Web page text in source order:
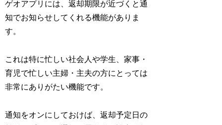
ゲオアプリには、返却期限が近づくと通
知でお知らせしてくれる機能がありま
す。
これは特に忙しい社会人や学生、家事・
育児で忙しい主婦・主夫の方にとっては
非常にありがたい機能です。
通知をオンにしておけば、返却予定日の